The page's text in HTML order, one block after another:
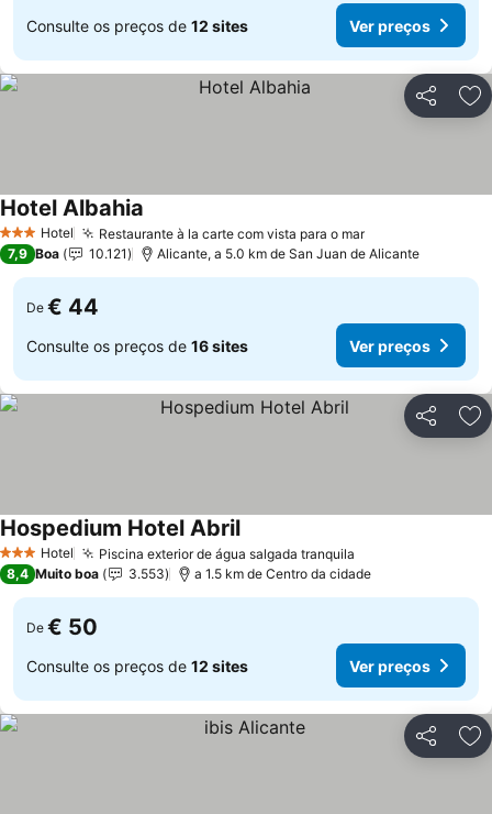
Consulte os preços de 12 sites Ver preços
Partilhar
3 EstrelasHotel Restaurante à la carte com vista para o mar
Hotel Albahia
7,9 Boa 10.121 Alicante, a 5.0 km de San Juan de Alicante
De € 44
Consulte os preços de 16 sites Ver preços
Partilhar
3 EstrelasHotel Piscina exterior de água salgada tranquila
Hospedium Hotel Abril
8,4 Muito boa 3.553 a 1.5 km de Centro da cidade
De € 50
Consulte os preços de 12 sites Ver preços
Partilhar